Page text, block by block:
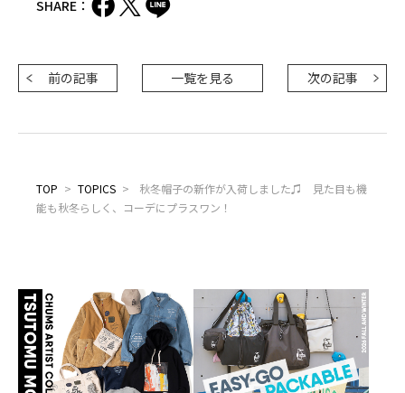
SHARE：
前の記事 一覧を見る 次の記事
TOP > TOPICS >
秋冬帽子の新作が入荷しました♫ 見た目も機
能も秋冬らしく、コーデにプラスワン！